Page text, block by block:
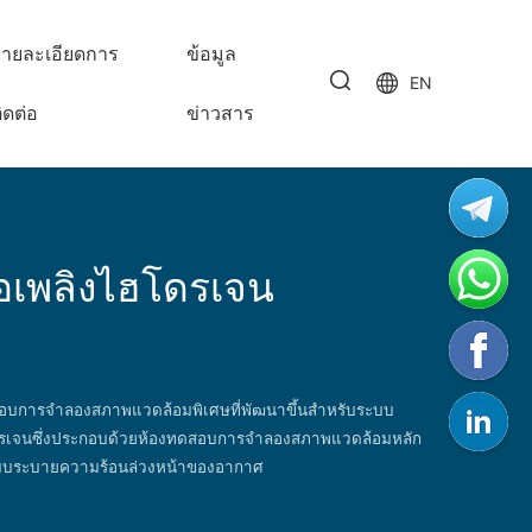
ยละเอียดการ
ต่อ
ข้อมูล
ข่าวสาร
EN
พลิงไฮโดรเจน
บการจำลองสภาพแวดล้อมพิเศษที่พัฒนาขึ้นสำหรับระบบ
จนซึ่งประกอบด้วยห้องทดสอบการจำลองสภาพแวดล้อมหลัก
ระบายความร้อนล่วงหน้าของอากาศ